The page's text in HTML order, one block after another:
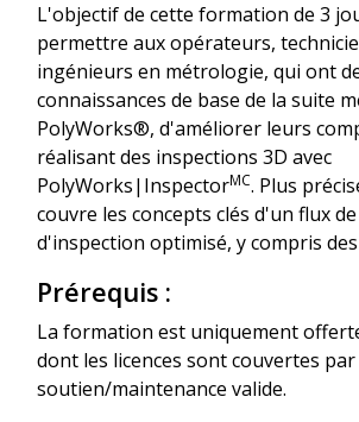
L'objectif de cette formation de 3
permettre aux opérateurs,
ingénieurs en métrologie, qui ont
connaissances de base de la suite
PolyWorks®, d'améliorer leurs
réalisant des inspections 3D avec
PolyWorks|InspectorMC. Plus
couvre les concepts clés d'un flux
d'inspection optimisé, y compris
Prérequis :
La formation est uniquement
dont les licences sont couvertes
soutien/maintenance valide.